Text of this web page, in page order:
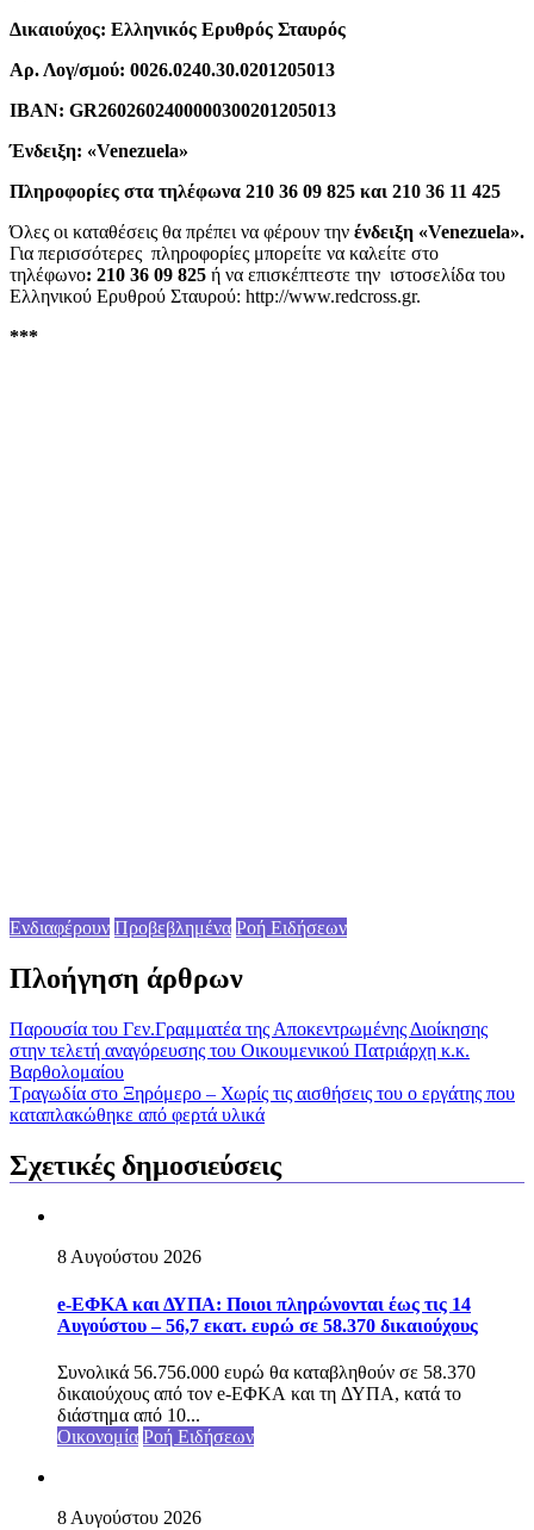
Δικαιούχος: Ελληνικός Ερυθρός Σταυρός
Αρ. Λογ/σμού: 0026.0240.30.0201205013
IBAN: GR2602602400000300201205013
Ένδειξη: «Venezuela»
Πληροφορίες στα τηλέφωνα 210 36 09 825 και 210 36 11 425
Όλες οι καταθέσεις θα πρέπει να φέρουν την ένδειξη «Venezuela».
Για περισσότερες πληροφορίες μπορείτε να καλείτε στο
τηλέφωνο: 210 36 09 825 ή να επισκέπτεστε την ιστοσελίδα του
Ελληνικού Ερυθρού Σταυρού: http://www.redcross.gr.
***
Ενδιαφέρουν Προβεβλημένα Ροή Ειδήσεων
Πλοήγηση άρθρων
Παρουσία του Γεν.Γραμματέα της Αποκεντρωμένης Διοίκησης
στην τελετή αναγόρευσης του Οικουμενικού Πατριάρχη κ.κ.
Βαρθολομαίου
Τραγωδία στο Ξηρόμερο – Χωρίς τις αισθήσεις του ο εργάτης που
καταπλακώθηκε από φερτά υλικά
Σχετικές δημοσιεύσεις
8 Αυγούστου 2026
e-ΕΦΚΑ και ΔΥΠΑ: Ποιοι πληρώνονται έως τις 14
Αυγούστου – 56,7 εκατ. ευρώ σε 58.370 δικαιούχους
Συνολικά 56.756.000 ευρώ θα καταβληθούν σε 58.370
δικαιούχους από τον e-ΕΦΚΑ και τη ΔΥΠΑ, κατά το
διάστημα από 10...
Οικονομία Ροή Ειδήσεων
8 Αυγούστου 2026